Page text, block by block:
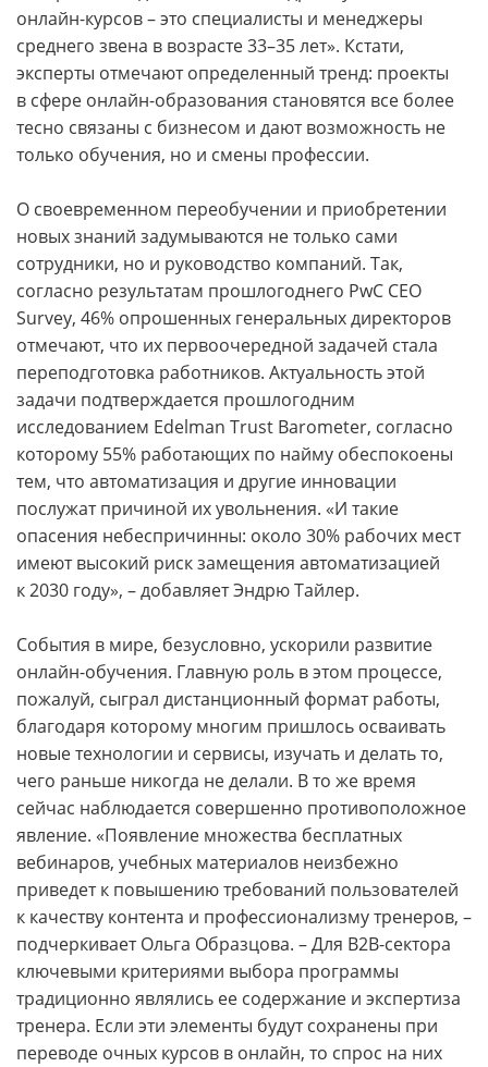
онлайн-­курсов – это специалисты и менеджеры
среднего звена в возрасте 33–35 лет». Кстати,
эксперты отмечают определенный тренд: проекты
в сфере онлайн-­образования становятся все более
тесно связаны с бизнесом и дают возможность не
только обучения, но и смены профессии.
О своевременном переобучении и приобретении
новых знаний задумываются не только сами
сотрудники, но и руководство компаний. Так,
согласно результатам прошлогоднего PwC CEO
Survey, 46% опрошенных генеральных директоров
отмечают, что их первоочередной задачей стала
переподготовка работников. Актуальность этой
задачи подтверждается прошлогодним
исследованием Edelman Trust Barometer, согласно
которому 55% работающих по найму обеспокоены
тем, что автоматизация и другие инновации
послужат причиной их увольнения. «И такие
опасения небеспричинны: около 30% рабочих мест
имеют высокий риск замещения автоматизацией
к 2030 году», – добавляет Эндрю Тайлер.
События в мире, безусловно, ускорили развитие
онлайн-­обучения. Главную роль в этом процессе,
пожалуй, сыграл дистанционный формат работы,
благодаря которому многим пришлось осваивать
новые технологии и сервисы, изучать и делать то,
чего раньше никогда не делали. В то же время
сейчас наблюдается совершенно противоположное
явление. «Появление множества бесплатных
вебинаров, учебных материалов неизбежно
приведет к повышению требований пользователей
к качеству контента и профессионализму тренеров, –
подчеркивает Ольга Образцова. – Для B2B-сектора
ключевыми критериями выбора программы
традиционно являлись ее содержание и экспертиза
тренера. Если эти элементы будут сохранены при
переводе очных курсов в онлайн, то спрос на них